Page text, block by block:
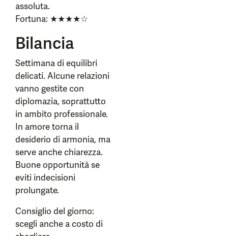
assoluta.
Fortuna: ★★★★☆
Bilancia
Settimana di equilibri
delicati. Alcune relazioni
vanno gestite con
diplomazia, soprattutto
in ambito professionale.
In amore torna il
desiderio di armonia, ma
serve anche chiarezza.
Buone opportunità se
eviti indecisioni
prolungate.
Consiglio del giorno:
scegli anche a costo di